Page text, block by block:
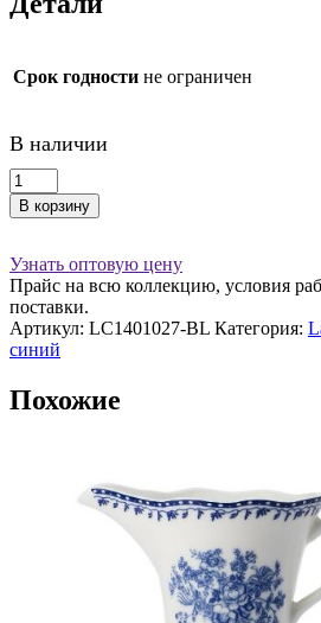
Срок годности не ограничен
В наличии
Количество
товара
Тарелка
cm
(синяя)
Lancaster
фарфор
В корзину
Узнать оптовую цену
Прайс на всю коллекцию, условия
поставки.
Артикул: LC1401027-BL Категория:
синий
Похожие